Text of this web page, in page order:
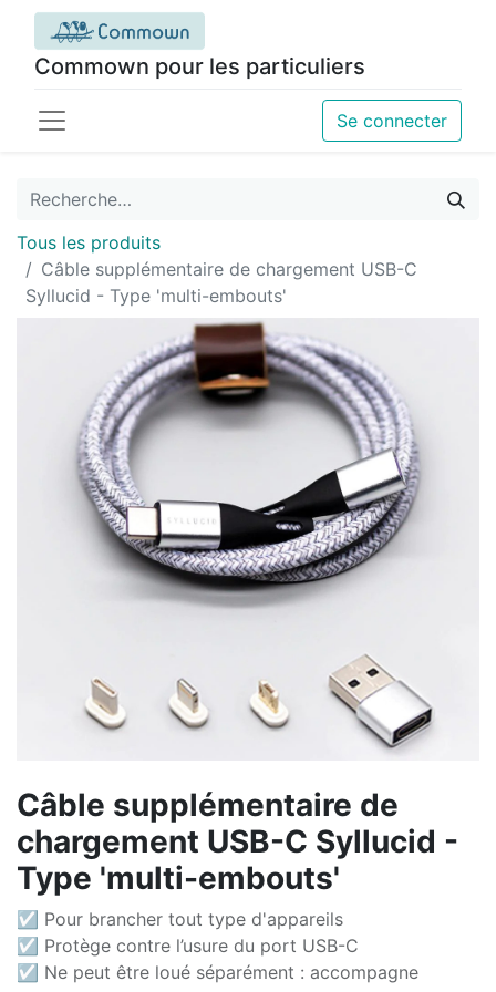
Commown pour les particuliers
Se connecter
Tous les produits
Câble supplémentaire de chargement USB-C
Syllucid - Type 'multi-embouts'
Câble supplémentaire de
chargement USB-C Syllucid -
Type 'multi-embouts'
☑ Pour brancher tout type d'appareils
☑ Protège contre l’usure du port USB-C
☑ Ne peut être loué séparément : accompagne